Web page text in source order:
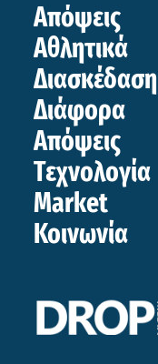
Απόψεις
Αθλητικά
Διασκέδαση
Διάφορα
Απόψεις
Τεχνολογία
Market
Κοινωνία